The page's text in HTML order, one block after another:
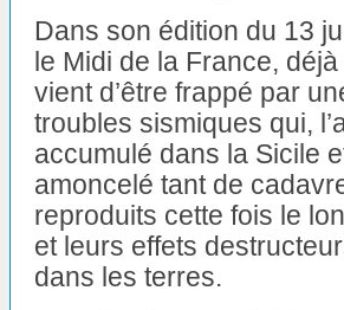
Dans son édition du 13
le Midi de la France,
vient d’être frappé par
troubles sismiques qui,
accumulé dans la Sicile
amoncelé tant de
reproduits cette fois le
et leurs effets
dans les terres.